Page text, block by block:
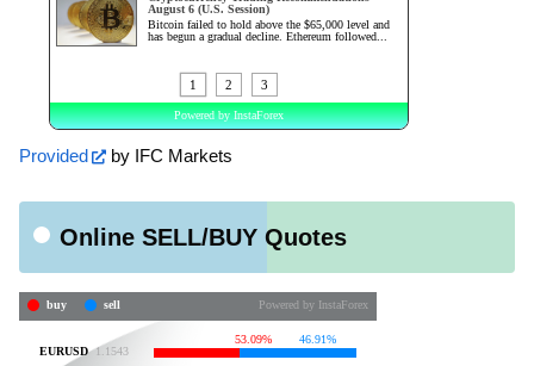
Provided by IFC Markets
Online SELL/BUY Quotes